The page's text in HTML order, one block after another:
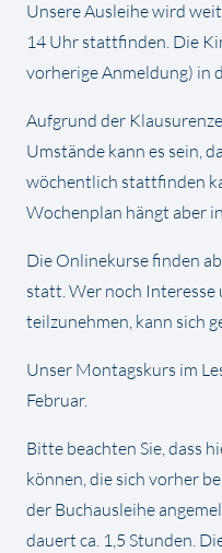
Unsere Ausleihe wird
14 Uhr stattfinden. Die
vorherige Anmeldung) in
Aufgrund der
Umstände kann es sein,
wöchentlich stattfinden
Wochenplan hängt aber
Die Onlinekurse finden
statt. Wer noch Interesse
teilzunehmen, kann sich
Unser Montagskurs im
Februar.
Bitte beachten Sie, dass
können, die sich vorher
der Buchausleihe
dauert ca. 1,5 Stunden.